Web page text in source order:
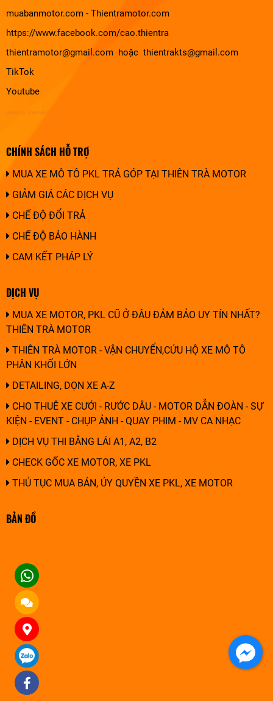
muabanmotor.com - Thientramotor.com
https://www.facebook.com/cao.thientra
thientramotor@gmail.com hoặc thientrakts@gmail.com
TikTok
Youtube
design by chuonghung
CHÍNH SÁCH HỖ TRỢ
MUA XE MÔ TÔ PKL TRẢ GÓP TẠI THIÊN TRÀ MOTOR
GIẢM GIÁ CÁC DỊCH VỤ
CHẾ ĐỘ ĐỔI TRẢ
CHẾ ĐỘ BẢO HÀNH
CAM KẾT PHÁP LÝ
DỊCH VỤ
MUA XE MOTOR, PKL CŨ Ở ĐÂU ĐẢM BẢO UY TÍN NHẤT?
THIÊN TRÀ MOTOR
THIÊN TRÀ MOTOR - VẬN CHUYỂN,CỨU HỘ XE MÔ TÔ
PHÂN KHỐI LỚN
DETAILING, DỌN XE A-Z
CHO THUÊ XE CƯỚI - RƯỚC DÂU - MOTOR DẪN ĐOÀN - SỰ
KIỆN - EVENT - CHỤP ẢNH - QUAY PHIM - MV CA NHẠC
DỊCH VỤ THI BẰNG LÁI A1, A2, B2
CHECK GỐC XE MOTOR, XE PKL
THỦ TỤC MUA BÁN, ỦY QUYỀN XE PKL, XE MOTOR
BẢN ĐỒ